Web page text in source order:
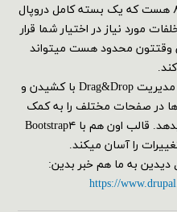
دروپلر یک توزیع و پروفایل دروپال ۸ هست که یک بسته کامل دروپال
مورد نیاز در اختیار شما قرار
وقتتون محدود هست میتواند
این پروفایل امکانات جالبی از جمله مدیریت Drag&Drop با کشیدن و
ها در صفحات مختلف را به کمک
ماژول Geysir در اختیار شما قرار میدهد. قالب اون هم با Bootstrap۴
را آسان میکند.
دیدین به ما هم خبر بدین:
https://